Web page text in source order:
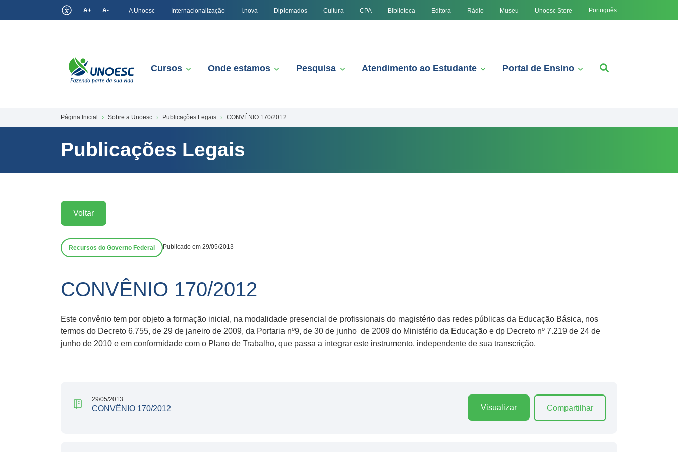
A+ A- A Unoesc Internacionalização I.nova Diplomados Cultura CPA Biblioteca Editora Rádio Museu Unoesc Store Português
Cursos Onde estamos Pesquisa Atendimento ao Estudante Portal de Ensino
Página Inicial Sobre a Unoesc Publicações Legais CONVÊNIO 170/2012
Publicações Legais
Voltar
Recursos do Governo Federal Publicado em 29/05/2013
CONVÊNIO 170/2012
Este convênio tem por objeto a formação inicial, na modalidade presencial de profissionais do magistério das redes públicas da Educação Básica, nos
termos do Decreto 6.755, de 29 de janeiro de 2009, da Portaria nº9, de 30 de junho de 2009 do Ministério da Educação e dp Decreto nº 7.219 de 24 de
junho de 2010 e em conformidade com o Plano de Trabalho, que passa a integrar este instrumento, independente de sua transcrição.
29/05/2013
CONVÊNIO 170/2012 Visualizar Compartilhar